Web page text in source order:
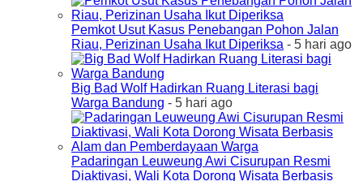
Pemkot Usut Kasus Penebangan Pohon Jalan
Riau, Perizinan Usaha Ikut Diperiksa - 5 hari ago
Big Bad Wolf Hadirkan Ruang Literasi bagi
Warga Bandung - 5 hari ago
Padaringan Leuweung Awi Cisurupan Resmi
Diaktivasi, Wali Kota Dorong Wisata Berbasis